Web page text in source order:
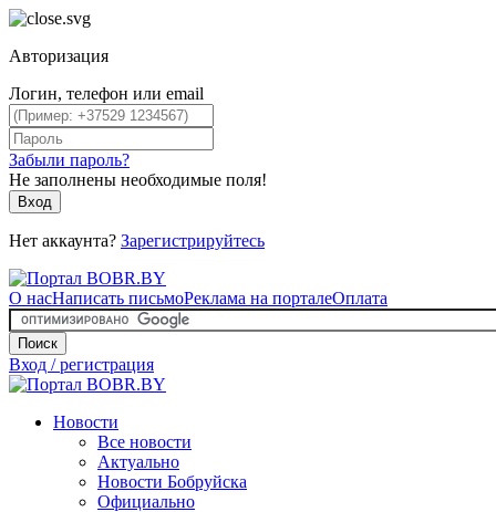
Авторизация
Логин, телефон или email
Забыли пароль?
Не заполнены необходимые поля!
Вход
Нет аккаунта? Зарегистрируйтесь
О насНаписать письмоРеклама на порталеОплата
Поиск
Вход / регистрация
Новости
Все новости
Актуально
Новости Бобруйска
Официально